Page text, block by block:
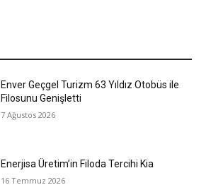
Enver Geçgel Turizm 63 Yıldız Otobüs ile
Filosunu Genişletti
7 Ağustos 2026
Enerjisa Üretim’in Filoda Tercihi Kia
16 Temmuz 2026